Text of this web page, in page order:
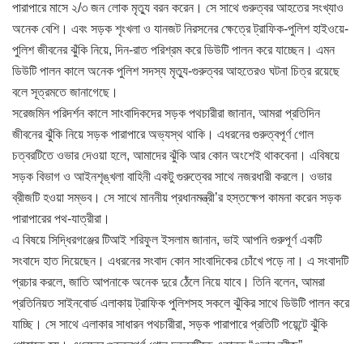
পারাপারে মাসে ২/৩ জন লোক মৃত্যু বরন করেন। সে সাথে গুরুত্বর আহতের সংখ্যাও
অনেক বেশি। এবং সড়ক শৃংখলা ও যানজট নিরসনের ক্ষেত্রে ট্রাফিক-পুলিশ হাইওয়ে-
পুলিশ জীবনের ঝুঁকি নিয়ে, দিন-রাত পরিশ্রম করে ডিউটি পালন করে যাচ্ছেন। এমন
ডিউটি পালন কালে অনেক পুলিশ সদস্য মৃত্যু-গুরুত্বর আহতেরও ঘটনা চিত্র রয়েছে
বলে সূত্রমতে জানাগেছে।
সরেজমিন পরিদর্শন কালে সাংবাদিকদের সড়ক পথচারীরা জানান, আমরা প্রতিদিন
জীবনের ঝুঁকি নিয়ে সড়ক পারাপারে অভ্যস্থ থাকি। এধরনের গুরুত্বপূর্ণ গোল
চত্বরটিতে ওভার দেওয়া হলে, আমাদের ঝুঁকি আর কোন অংশেই থাকবেনা। এবিষয়ে
সড়ক বিভাগ ও আইনশৃঙ্খলা বাহিনী একটু গুরুত্বের সাথে নজরধারী করলে। ওভার
ব্রীজটি হওয়া সম্ভব। সে সাথে মাননীয় প্রধানমন্ত্রী’র হস্তক্ষেপ কামনা করেন সড়ক
পারাপারের পথ-যাত্রীরা।
এ বিষয়ে সিদ্ধিরগঞ্জের টিআই শরিফুল ইসলাম জানান, ভাই আপনি গুরুপূর্ণ একটি
সংবাদে হাত দিয়েছেন। এধরনের সংবাদ কোন সাংবাদিকের চোঁখে পড়ে না। এ সংবাদটি
প্রচার করলে, জাতি আপনাকে অনেক দুরে ঠেঁলে নিয়ে যাবে। তিনি বলেন, আমরা
প্রতিনিয়ত সাইনবোর্ড এলাকায় ট্রাফিক পুলিশসহ সকলে ঝুঁকির সাথে ডিউটি পালন করে
যাচ্ছি। সে সাথে এলাকার সাধারন পথচারীরা, সড়ক পারাপারে প্রতিটি পয়েন্টে ঝুঁকি